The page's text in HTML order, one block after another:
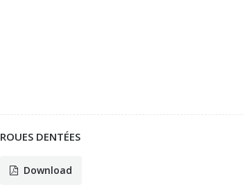
ROUES DENTÉES
Download